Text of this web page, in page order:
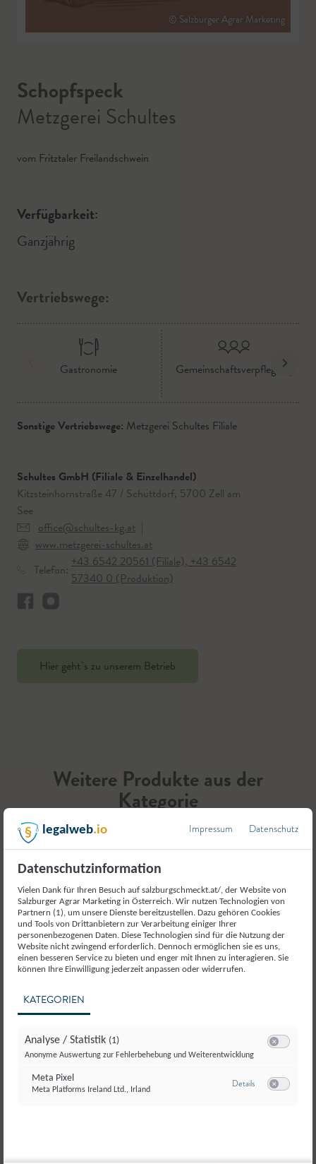
© Salzburger Agrar Marketing
Schopfspeck
Metzgerei Schultes
vom Fritztaler Freilandschwein
Verfügbarkeit:
Ganzjährig
Vertriebswege:
Gastronomie Gemeinschaftsverpflegung
Sonstige Vertriebswege: Metzgerei Schultes Filiale
Schultes GmbH (Filiale & Einzelhandel)
Kitzsteinhornstraße 47 / Schüttdorf, 5700 Zell am
See
office@schultes-kg.at |
www.metzgerei-schultes.at
Telefon: +43 6542 20561 (Filiale), +43 6542
57340 0 (Produktion)
Hier geht`s zu unserem Betrieb
Weitere Produkte aus der
Kategorie
Fleisch und Fleischerzeugnisse
legalweb.io Impressum Datenschutz
Datenschutzinformation
Vielen Dank für Ihren Besuch auf salzburgschmeckt.at/, der Website von
Salzburger Agrar Marketing in Österreich. Wir nutzen Technologien von
Partnern (1), um unsere Dienste bereitzustellen. Dazu gehören Cookies
und Tools von Drittanbietern zur Verarbeitung einiger Ihrer
personenbezogenen Daten. Diese Technologien sind für die Nutzung der
Website nicht zwingend erforderlich. Dennoch ermöglichen sie es uns,
einen besseren Service zu bieten und enger mit Ihnen zu interagieren. Sie
können Ihre Einwilligung jederzeit anpassen oder widerrufen.
KATEGORIEN
Analyse / Statistik (1)
Anonyme Auswertung zur Fehlerbehebung und Weiterentwicklung
Meta Pixel
Meta Platforms Ireland Ltd., Irland
Detailszu Meta Pixel